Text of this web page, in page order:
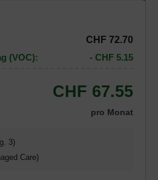
CHF 72.70
(VOC):
- CHF 5.15
CHF 67.55
pro Monat
3)
Care)